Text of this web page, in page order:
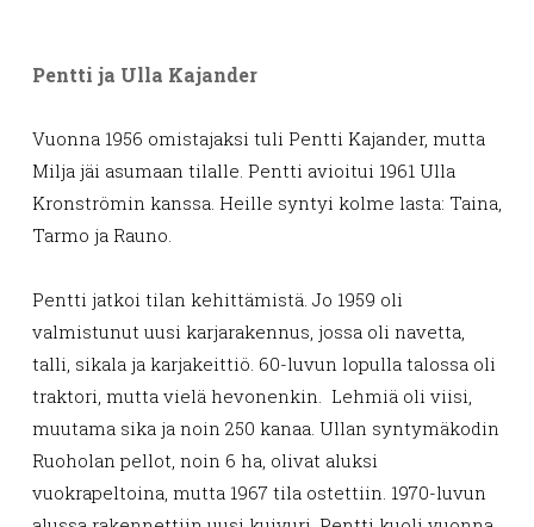
Pentti ja Ulla Kajander
Vuonna 1956 omistajaksi tuli Pentti Kajander, mutta
Milja jäi asumaan tilalle. Pentti avioitui 1961 Ulla
Kronströmin kanssa. Heille syntyi kolme lasta: Taina,
Tarmo ja Rauno.
Pentti jatkoi tilan kehittämistä. Jo 1959 oli
valmistunut uusi karjarakennus, jossa oli navetta,
talli, sikala ja karjakeittiö. 60-luvun lopulla talossa oli
traktori, mutta vielä hevonenkin. Lehmiä oli viisi,
muutama sika ja noin 250 kanaa. Ullan syntymäkodin
Ruoholan pellot, noin 6 ha, olivat aluksi
vuokrapeltoina, mutta 1967 tila ostettiin. 1970-luvun